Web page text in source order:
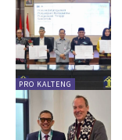
PRO KALTENG